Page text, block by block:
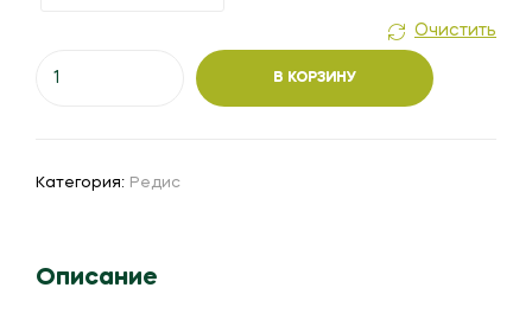
Очистить
F1
В КОРЗИНУ
Категория: Редис
Описание